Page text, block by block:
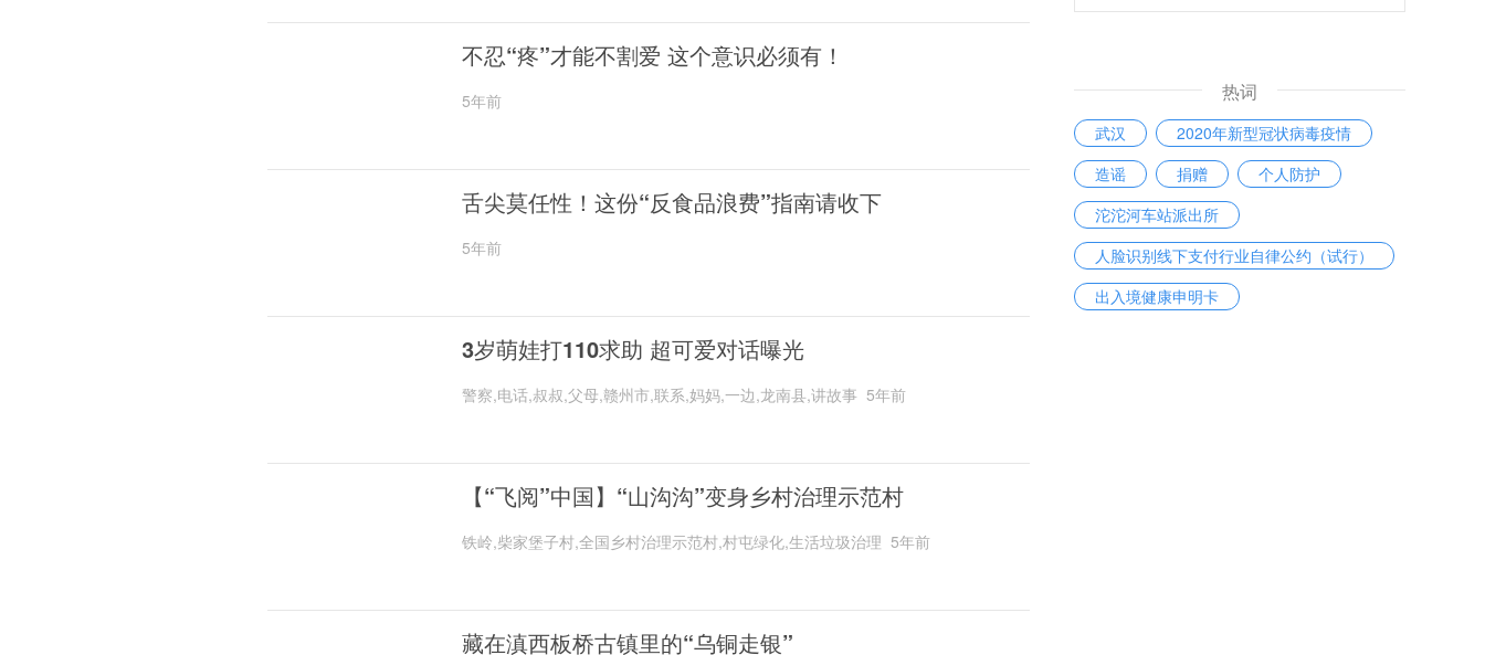
不忍“疼”才能不割爱 这个意识必须有！
5年前
舌尖莫任性！这份“反食品浪费”指南请收下
5年前
3岁萌娃打110求助 超可爱对话曝光
警察,电话,叔叔,父母,赣州市,联系,妈妈,一边,龙南县,讲故事 5年前
【“飞阅”中国】“山沟沟”变身乡村治理示范村
铁岭,柴家堡子村,全国乡村治理示范村,村屯绿化,生活垃圾治理 5年前
藏在滇西板桥古镇里的“乌铜走银”
热词
武汉
2020年新型冠状病毒疫情
造谣
捐赠
个人防护
沱沱河车站派出所
人脸识别线下支付行业自律公约（试行）
出入境健康申明卡